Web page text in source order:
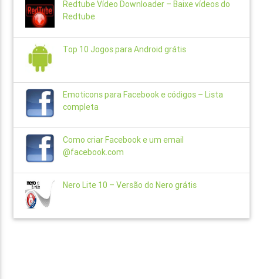
Redtube Vídeo Downloader – Baixe vídeos do
Redtube
Top 10 Jogos para Android grátis
Emoticons para Facebook e códigos – Lista
completa
Como criar Facebook e um email
@facebook.com
Nero Lite 10 – Versão do Nero grátis